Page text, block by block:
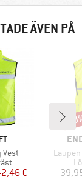
ÄVEN PÅ
Vest
pris
€